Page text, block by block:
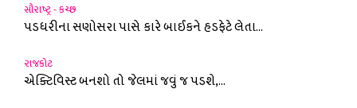
સૌરાષ્ટ્ર - કચ્છ
પડધરીના સણોસરા પાસે કારે બાઈકને હડફેટે લેતા...
રાજકોટ
એક્ટિવિસ્ટ બનશો તો જેલમાં જવું જ પડશે,...